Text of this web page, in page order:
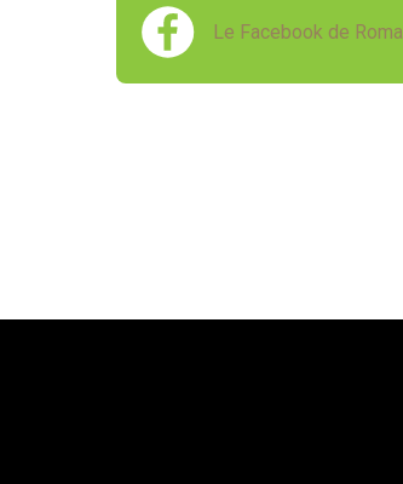
Le Facebook de